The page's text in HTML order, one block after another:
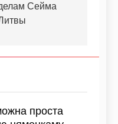
Сейма
проста